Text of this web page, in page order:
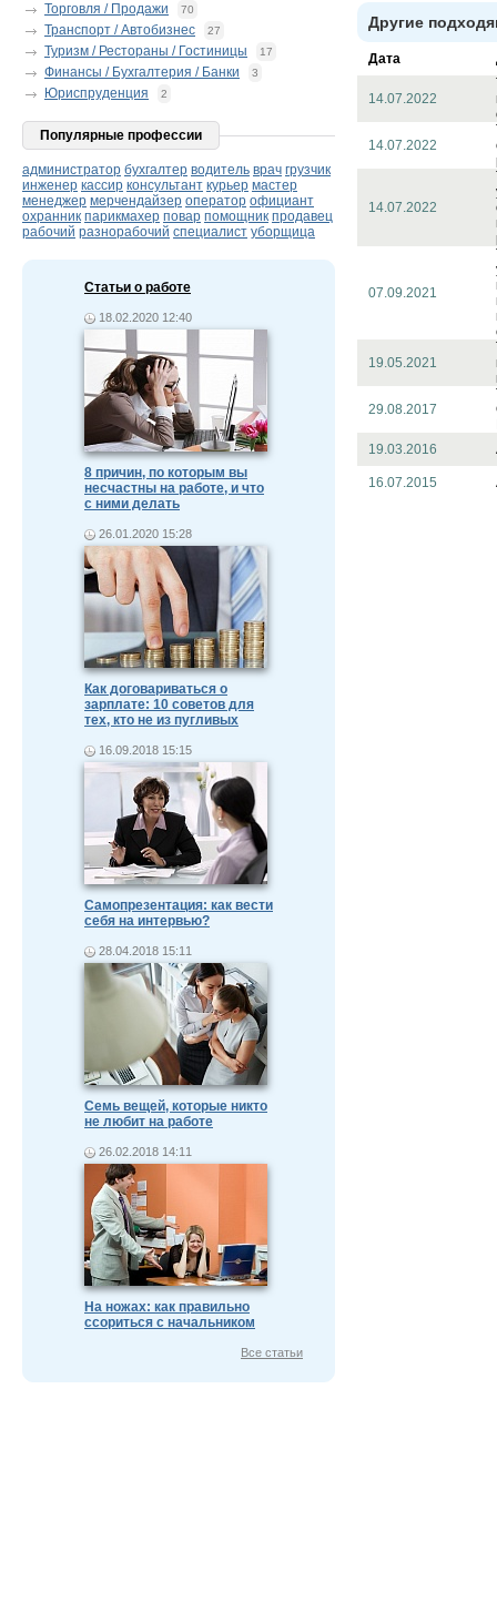
Торговля / Продажи 70
Транспорт / Автобизнес 27
Туризм / Рестораны / Гостиницы 17
Финансы / Бухгалтерия / Банки 3
Юриспруденция 2
Популярные профессии
администратор бухгалтер водитель врач грузчик
инженер кассир консультант курьер мастер
менеджер мерчендайзер оператор официант
охранник парикмахер повар помощник продавец
рабочий разнорабочий специалист уборщица
Статьи о работе
18.02.2020 12:40
8 причин, по которым вы
несчастны на работе, и что
с ними делать
26.01.2020 15:28
Как договариваться о
зарплате: 10 советов для
тех, кто не из пугливых
16.09.2018 15:15
Самопрезентация: как вести
себя на интервью?
28.04.2018 15:11
Семь вещей, которые никто
не любит на работе
26.02.2018 14:11
На ножах: как правильно
ссориться с начальником
Все статьи
Другие
Дата
14.07.2022
14.07.2022
14.07.2022
07.09.2021
19.05.2021
29.08.2017
19.03.2016
16.07.2015